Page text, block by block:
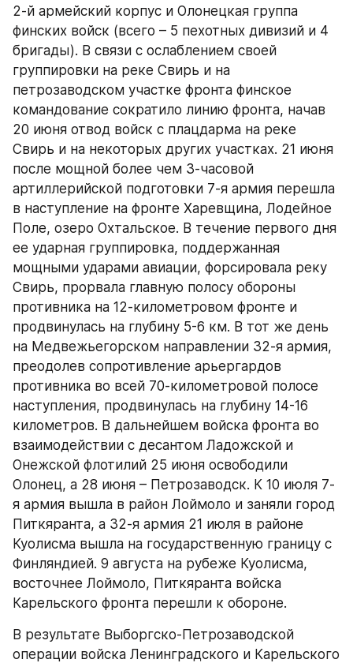
2-й армейский корпус и Олонецкая группа
финских войск (всего – 5 пехотных дивизий и 4
бригады). В связи с ослаблением своей
группировки на реке Свирь и на
петрозаводском участке фронта финское
командование сократило линию фронта, начав
20 июня отвод войск с плацдарма на реке
Свирь и на некоторых других участках. 21 июня
после мощной более чем 3-часовой
артиллерийской подготовки 7-я армия перешла
в наступление на фронте Харевщина, Лодейное
Поле, озеро Охтальское. В течение первого дня
ее ударная группировка, поддержанная
мощными ударами авиации, форсировала реку
Свирь, прорвала главную полосу обороны
противника на 12-километровом фронте и
продвинулась на глубину 5-6 км. В тот же день
на Медвежьегорском направлении 32-я армия,
преодолев сопротивление арьергардов
противника во всей 70-километровой полосе
наступления, продвинулась на глубину 14-16
километров. В дальнейшем войска фронта во
взаимодействии с десантом Ладожской и
Онежской флотилий 25 июня освободили
Олонец, а 28 июня – Петрозаводск. К 10 июля 7-
я армия вышла в район Лоймоло и заняли город
Питкяранта, а 32-я армия 21 июля в районе
Куолисма вышла на государственную границу с
Финляндией. 9 августа на рубеже Куолисма,
восточнее Лоймоло, Питкяранта войска
Карельского фронта перешли к обороне.
В результате Выборгско-Петрозаводской
операции войска Ленинградского и Карельского